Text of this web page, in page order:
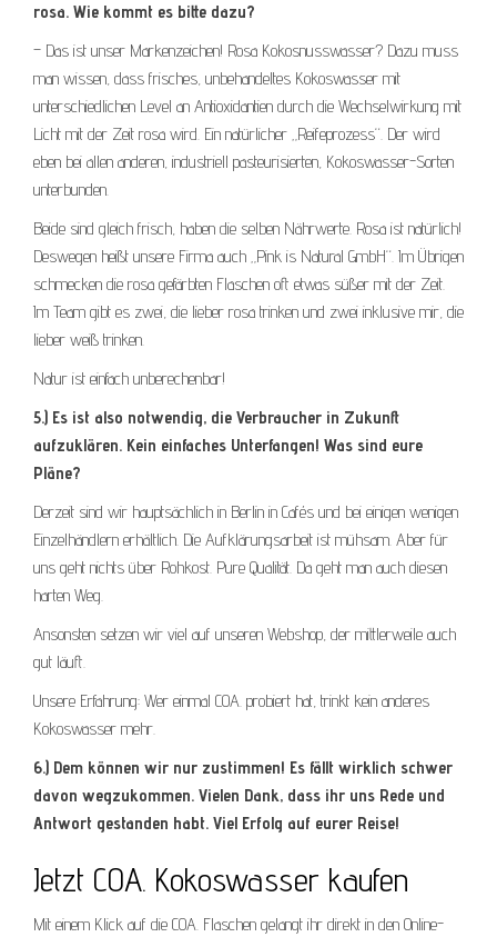
rosa. Wie kommt es bitte dazu?
– Das ist unser Markenzeichen! Rosa Kokosnusswasser? Dazu muss
man wissen, dass frisches, unbehandeltes Kokoswasser mit
unterschiedlichen Level an Antioxidantien durch die Wechselwirkung mit
Licht mit der Zeit rosa wird. Ein natürlicher „Reifeprozess“. Der wird
eben bei allen anderen, industriell pasteurisierten, Kokoswasser-Sorten
unterbunden.
Beide sind gleich frisch, haben die selben Nährwerte. Rosa ist natürlich!
Deswegen heißt unsere Firma auch „Pink is Natural GmbH“. Im Übrigen
schmecken die rosa gefärbten Flaschen oft etwas süßer mit der Zeit.
Im Team gibt es zwei, die lieber rosa trinken und zwei inklusive mir, die
lieber weiß trinken.
Natur ist einfach unberechenbar!
5.) Es ist also notwendig, die Verbraucher in Zukunft
aufzuklären. Kein einfaches Unterfangen! Was sind eure
Pläne?
Derzeit sind wir hauptsächlich in Berlin in Cafés und bei einigen wenigen
Einzelhändlern erhältlich. Die Aufklärungsarbeit ist mühsam. Aber für
uns geht nichts über Rohkost. Pure Qualität. Da geht man auch diesen
harten Weg.
Ansonsten setzen wir viel auf unseren Webshop, der mittlerweile auch
gut läuft.
Unsere Erfahrung: Wer einmal COA. probiert hat, trinkt kein anderes
Kokoswasser mehr.
6.) Dem können wir nur zustimmen! Es fällt wirklich schwer
davon wegzukommen. Vielen Dank, dass ihr uns Rede und
Antwort gestanden habt. Viel Erfolg auf eurer Reise!
Jetzt COA. Kokoswasser kaufen
Mit einem Klick auf die COA. Flaschen gelangt ihr direkt in den Online-